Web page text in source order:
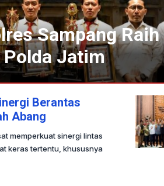
Sampang Raih
Polda Jatim
Berantas
Abang
memperkuat sinergi lintas
keras tertentu, khususnya